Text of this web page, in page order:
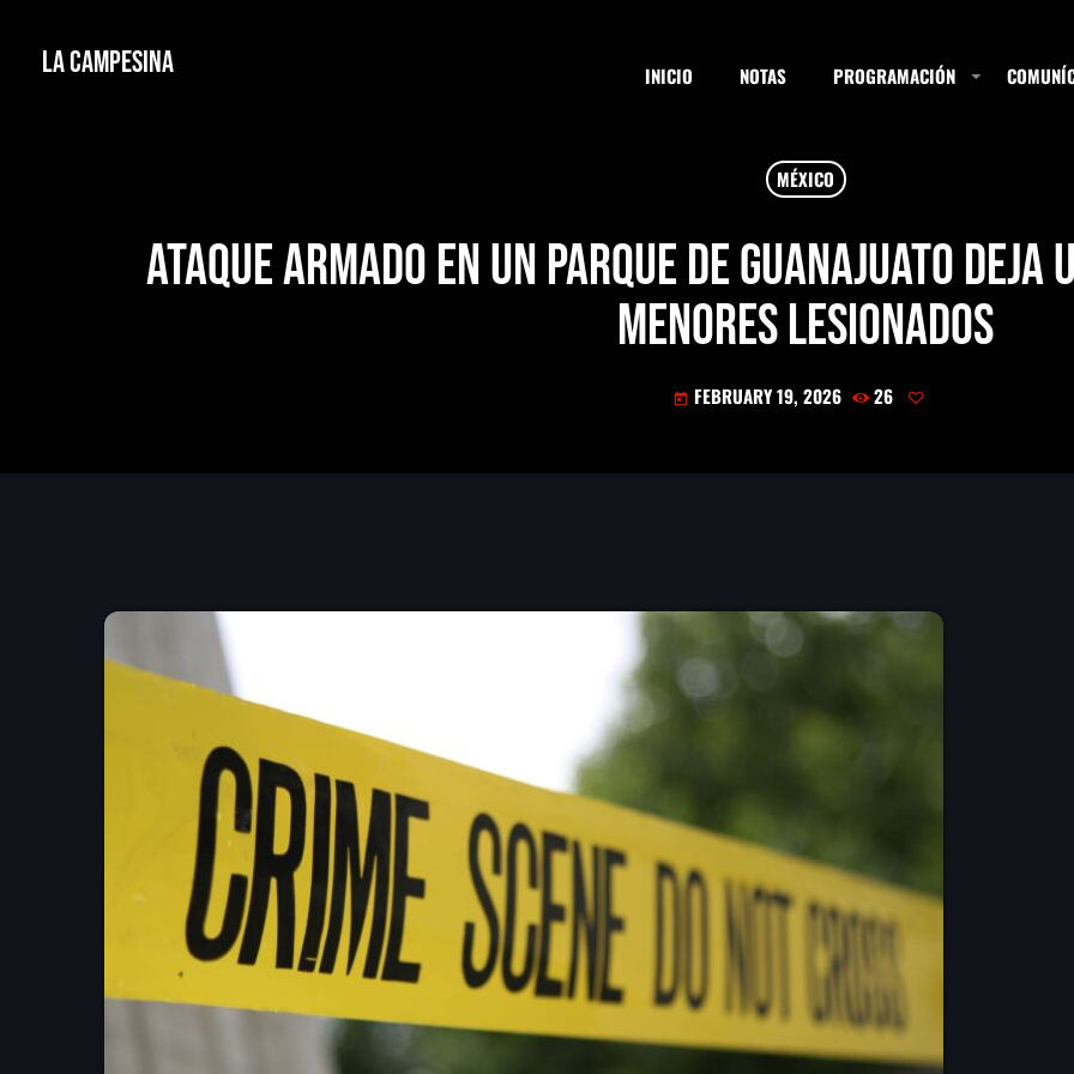
La Campesina INICIO NOTAS PROGRAMACIÓN
SEARCH
MÉXICO
Ataque armado en un parque de Guanajuato deja
menores lesionados
today FEBRUARY 19, 2026 26